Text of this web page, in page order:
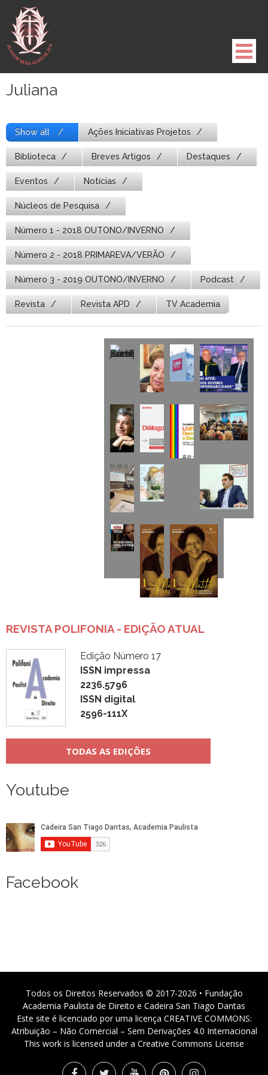
para
conteúdo
Juliana
Show all Ações Iniciativas Projetos
Biblioteca Breves Artigos Destaques
Eventos Notícias
Núcleos de Pesquisa
Número 1 - 2018 OUTONO/INVERNO
Número 2 - 2018 PRIMAREVA/VERÃO
Número 3 - 2019 OUTONO/INVERNO Podcast
Revista Revista APD TV Academia
REVISTA POLIFONIA - EDIÇÃO ATUAL
Edição Número 17
ISSN impressa
2236.5796
ISSN digital
2596-111X
TODAS AS EDIÇÕES
Youtube
Facebook
Todos os Direitos Reservados © 2017-2026 • Fundação
Academia Paulista de Direito e Cadeira San Tiago Dantas
Este site é licenciado por uma licença CREATIVE COMMONS:
Atribuição – Não Comercial – Sem Derivações 4.0 Internacional
This work is licensed under a Creative Commons License